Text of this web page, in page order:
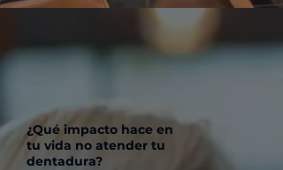
¿Qué impacto hace en
tu vida no atender tu
dentadura?